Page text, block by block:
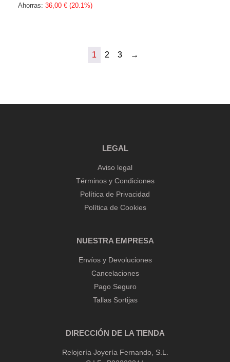
Ahorras: 36,00 € (20.1%)
1 2 3 →
LEGAL
Aviso legal
Términos y Condiciones
Política de Privacidad
Política de Cookies
NUESTRA EMPRESA
Envíos y Devoluciones
Cancelaciones
Pago Seguro
Tallas Sortijas
DIRECCIÓN DE LA TIENDA
Relojería Joyería Fernando, S.L.